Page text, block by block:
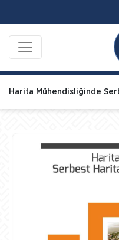
Harita Mühendisliğinde